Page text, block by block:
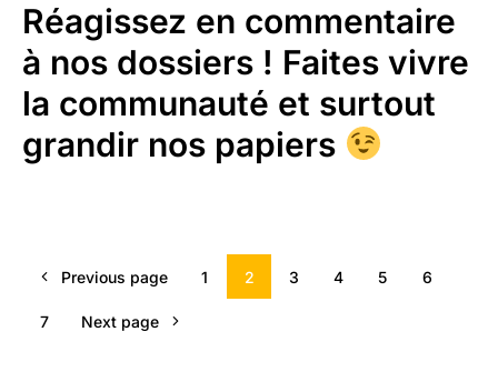
Réagissez en commentaire
à nos dossiers ! Faites vivre
la communauté et surtout
grandir nos papiers
Previous page 1 2 3 4 5 6
7 Next page